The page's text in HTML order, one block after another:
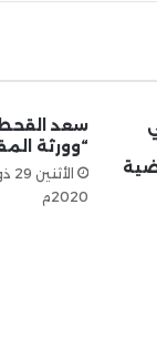
سعد
“وورثة
2020م